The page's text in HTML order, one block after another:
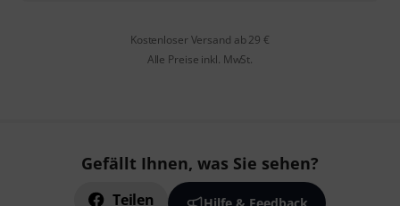
Kostenloser Versand ab 29 €
Alle Preise inkl. MwSt.
Gefällt Ihnen, was Sie sehen?
Teilen